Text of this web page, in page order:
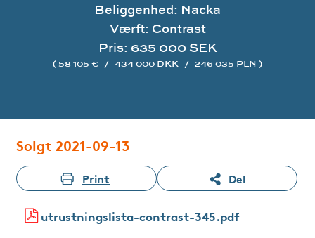
Beliggenhed: Nacka
Værft: Contrast
Pris: 635 000 SEK
( 58 105 € / 434 000 DKK / 246 035 PLN )
Solgt 2021-09-13
Print Del
utrustningslista-contrast-345.pdf